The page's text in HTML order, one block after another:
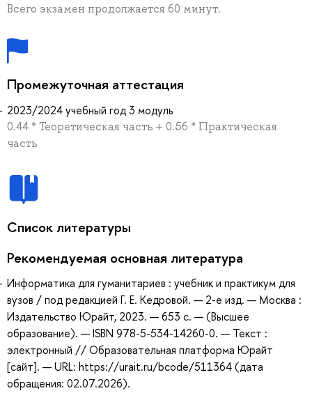
Всего экзамен продолжается 60 минут.
Промежуточная аттестация
2023/2024 учебный год 3 модуль
0.44 * Теоретическая часть + 0.56 * Практическая
часть
Список литературы
Рекомендуемая основная литература
Информатика для гуманитариев : учебник и практикум для
вузов / под редакцией Г. Е. Кедровой. — 2-е изд. — Москва :
Издательство Юрайт, 2023. — 653 с. — (Высшее
образование). — ISBN 978-5-534-14260-0. — Текст :
электронный // Образовательная платформа Юрайт
[сайт]. — URL: https://urait.ru/bcode/511364 (дата
обращения: 02.07.2026).